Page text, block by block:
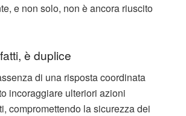
e non solo, non è ancora riuscito
è duplice
di una risposta coordinata
incoraggiare ulteriori azioni
compromettendo la sicurezza dei